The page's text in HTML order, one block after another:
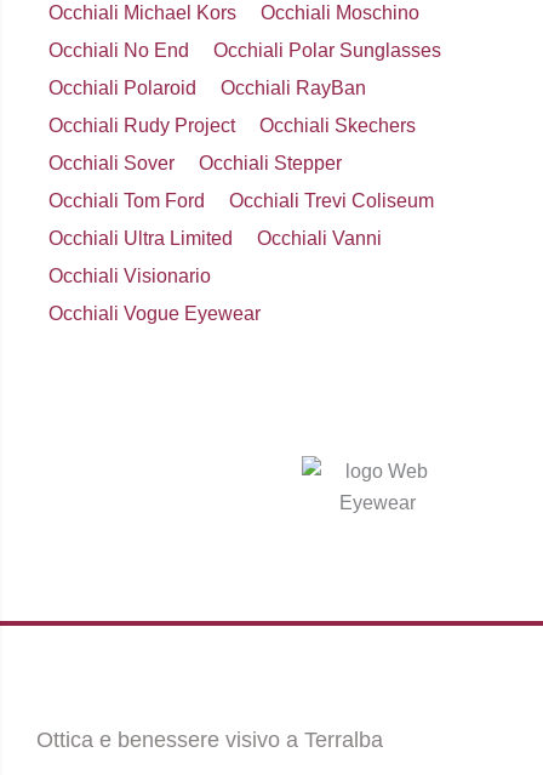
Occhiali Michael Kors
Occhiali Moschino
Occhiali No End
Occhiali Polar Sunglasses
Occhiali Polaroid
Occhiali RayBan
Occhiali Rudy Project
Occhiali Skechers
Occhiali Sover
Occhiali Stepper
Occhiali Tom Ford
Occhiali Trevi Coliseum
Occhiali Ultra Limited
Occhiali Vanni
Occhiali Visionario
Occhiali Vogue Eyewear
Ottica e benessere visivo a Terralba